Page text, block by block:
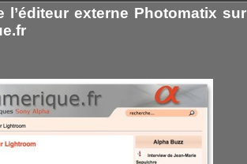
l’éditeur externe Photomatix sur